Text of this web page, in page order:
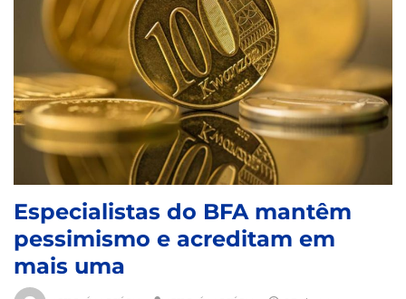
Especialistas do BFA mantêm
pessimismo e acreditam em
mais uma